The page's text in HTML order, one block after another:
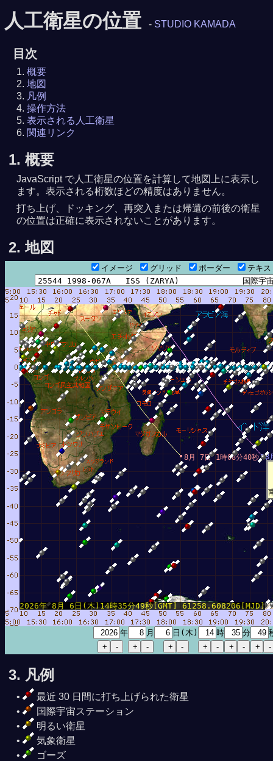
人工衛星の位置 - STUDIO KAMADA
目次
概要
地図
凡例
操作方法
表示される人工衛星
関連リンク
1. 概要
JavaScript で人工衛星の位置を計算して地図上に表示し
ます。表示される桁数ほどの精度はありません。
打ち上げ、ドッキング、再突入または帰還の前後の衛星
の位置は正確に表示されないことがあります。
2. 地図
イメージ グリッド ボーダー テキ
8月 6日23時12分29秒
8
0時45分25秒
8月 7日 1時08分40秒
2026年 8月 6日(木)14時35分49秒[GMT] 61258.608206[MJD]
年 月 日(木) 時 分
3. 凡例
最近 30 日間に打ち上げられた衛星
国際宇宙ステーション
明るい衛星
気象衛星
ゴーズ